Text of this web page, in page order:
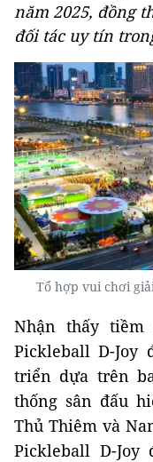
năm 2025, đồng
đối tác uy tín
Tổ hợp vui chơi
Nhận thấy
Pickleball D-Joy
triển dựa trên
thống sân đấu
Thủ Thiêm và
Pickleball D-